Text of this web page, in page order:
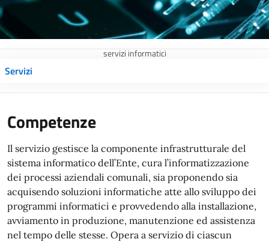
servizi informatici
Servizi
Competenze
Il servizio gestisce la componente infrastrutturale del
sistema informatico dell’Ente, cura l’informatizzazione
dei processi aziendali comunali, sia proponendo sia
acquisendo soluzioni informatiche atte allo sviluppo dei
programmi informatici e provvedendo alla installazione,
avviamento in produzione, manutenzione ed assistenza
nel tempo delle stesse. Opera a servizio di ciascun